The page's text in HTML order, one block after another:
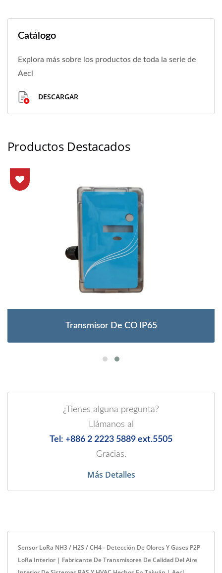
Catálogo
Explora más sobre los productos de toda la serie de
Aecl
DESCARGAR
Productos Destacados
Transmisor De CO IP65
¿Tienes alguna pregunta?
Llámanos al
Tel: +886 2 2223 5889 ext.5505
Gracias.
Más Detalles
Sensor LoRa NH3 / H2S / CH4 - Detección De Olores Y Gases P2P
LoRa Interior | Fabricante De Transmisores De Calidad Del Aire